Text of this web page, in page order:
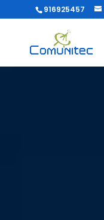
916925457